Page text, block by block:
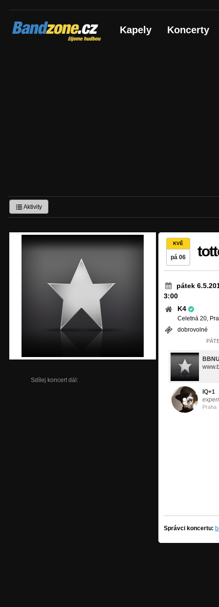
Bandzone.cz
žijeme hudbou Kapely Koncerty
Aktivity
Sdílej koncert dál:
KVĚ
pá 06
pátek
3:00
K4
Celetná 20,
dobrovolné
IQ+1
Praha
Správci koncertu: